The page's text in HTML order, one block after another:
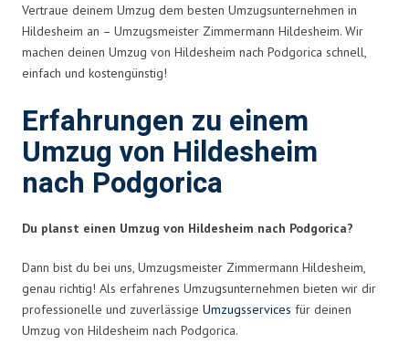
Vertraue deinem Umzug dem besten Umzugsunternehmen in
Hildesheim an – Umzugsmeister Zimmermann Hildesheim. Wir
machen deinen Umzug von Hildesheim nach Podgorica schnell,
einfach und kostengünstig!
Erfahrungen zu einem
Umzug von Hildesheim
nach Podgorica
Du planst einen Umzug von Hildesheim nach Podgorica?
Dann bist du bei uns, Umzugsmeister Zimmermann Hildesheim,
genau richtig! Als erfahrenes Umzugsunternehmen bieten wir dir
professionelle und zuverlässige Umzugsservices für deinen
Umzug von Hildesheim nach Podgorica.